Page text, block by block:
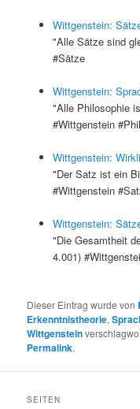
Wittgenstein:
"Alle Sätze sind
#Sätze
Wittgenstein:
"Alle Philosophie
#Wittgenstein
Wittgenstein:
"Der Satz ist ein
#Wittgenstein
Wittgenstein:
"Die Gesamtheit
4.001)
Dieser Eintrag wurde von
Erkenntnistheorie,
Wittgenstein
Permalink.
SEITEN